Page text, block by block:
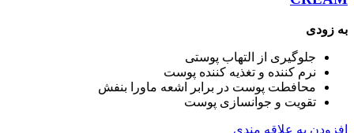
به زودی
جلوگیری از التهاب پوستی
نرم کننده و تغذیه کننده پوست
محافطت پوست در برابر اشعه ماورا بنفش
تقویت و جوانسازی پوست
افزودن به علاقه مندی